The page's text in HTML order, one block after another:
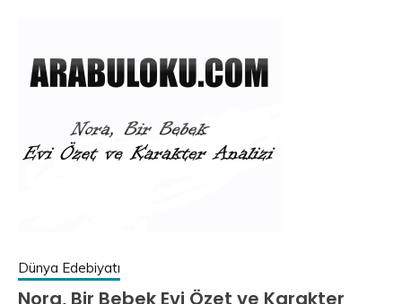
Dünya Edebiyatı
Nora, Bir Bebek Evi Özet ve Karakter